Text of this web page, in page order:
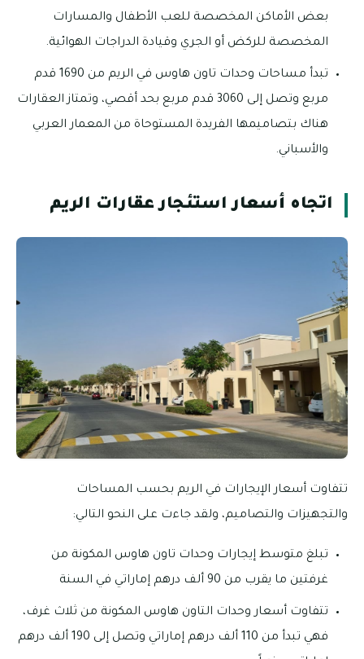
بعض الأماكن المخصصة للعب الأطفال والمسارات
المخصصة للركض أو الجري وقيادة الدراجات الهوائية.
تبدأ مساحات وحدات تاون هاوس في الريم من 1690 قدم
مربع وتصل إلى 3060 قدم مربع بحد أقصي، وتمتاز العقارات
هناك بتصاميمها الفريدة المستوحاة من المعمار العربي
والأسباني.
اتجاه أسعار استئجار عقارات الريم
تتفاوت أسعار الإيجارات في الريم بحسب المساحات
والتجهيزات والتصاميم، ولقد جاءت على النحو التالي:
تبلغ متوسط إيجارات وحدات تاون هاوس المكونة من
غرفتين ما يقرب من 90 ألف درهم إماراتي في السنة
تتفاوت أسعار وحدات التاون هاوس المكونة من ثلاث غرف،
فهي تبدأ من 110 ألف درهم إماراتي وتصل إلى 190 ألف درهم